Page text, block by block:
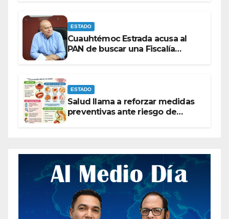
ESTADO
Cuauhtémoc Estrada acusa al
PAN de buscar una Fiscalía
ESTADO
Salud llama a reforzar medidas
preventivas ante riesgo de